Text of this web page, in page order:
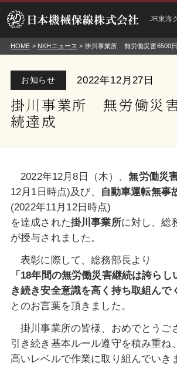
JR東海
HOME > NKHニュース > 掛川事業所 無労働災害6500
お知らせ 2022年12月27日
掛川事業所 無労働災
続達成
2022年12月8日（木）、無労働災
12月 1日時点)及び、 自動車運転無事
(2022年11月12日時点)
を達成された掛川事業所に対し、総
が授与されました。
表彰に際して、総務部長より
「 18年間の無労働災害継続は誇らし
き続き安全意識を高く持ち取組んで
とのお言葉を頂きました。
掛川事業所の皆様、おめでとうご
引き続き基本ルール遵守を積み重ね、
高いレベルで作業に取り組んでいき